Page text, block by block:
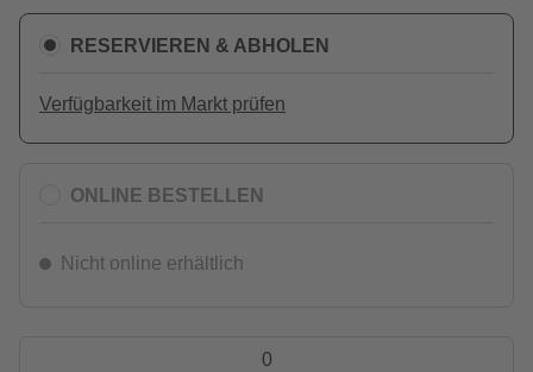
RESERVIEREN & ABHOLEN
Verfügbarkeit im Markt prüfen
ONLINE BESTELLEN
Nicht online erhältlich